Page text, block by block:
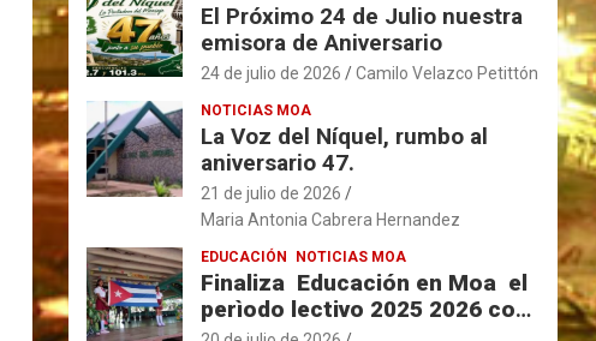
El Próximo 24 de Julio nuestra
emisora de Aniversario
24 de julio de 2026 Camilo Velazco Petittón
NOTICIAS MOA
La Voz del Níquel, rumbo al
aniversario 47.
21 de julio de 2026
Maria Antonia Cabrera Hernandez
EDUCACIÓN NOTICIAS MOA
Finaliza Educación en Moa el
perìodo lectivo 2025 2026 con
resultados favorables.